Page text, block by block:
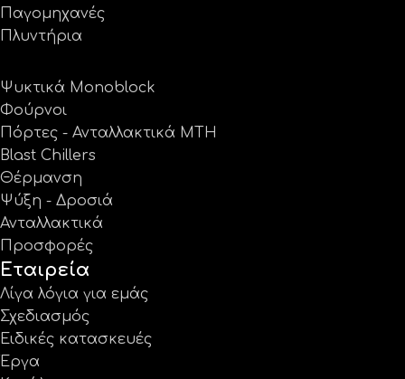
Παγομηχανές
Πλυντήρια
Ψυκτικά Monoblock
Φούρνοι
Πόρτες - Ανταλλακτικά MTH
Blast Chillers
Θέρμανση
Ψύξη - Δροσιά
Ανταλλακτικά
Προσφορές
Εταιρεία
Λίγα λόγια για εμάς
Σχεδιασμός
Ειδικές κατασκευές
Έργα